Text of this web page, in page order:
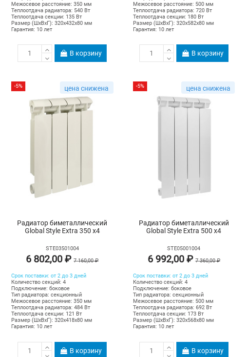
Межосевое расстояние: 350 мм
Теплоотдача радиатора: 540 Вт
Теплоотдача секции: 135 Вт
Размер (ШхВхГ): 320х432х80 мм
Гарантия: 10 лет
В корзину
Межосевое расстояние: 500 мм
Теплоотдача радиатора: 720 Вт
Теплоотдача секции: 180 Вт
Размер (ШхВхГ): 320х582х80 мм
Гарантия: 10 лет
В корзину
цена снижена
-5%
Радиатор биметаллический
Global Style Extra 350 х4
STE03501004
6 802,00 ₽7 160,00 ₽
Срок поставки: от 2 до 3 дней
Количество секций: 4
Подключение: боковое
Тип радиатора: секционный
Межосевое расстояние: 350 мм
Теплоотдача радиатора: 484 Вт
Теплоотдача секции: 121 Вт
Размер (ШхВхГ): 320х418х80 мм
Гарантия: 10 лет
В корзину
цена снижена
-5%
Радиатор биметаллический
Global Style Extra 500 х4
STE05001004
6 992,00 ₽7 360,00 ₽
Срок поставки: от 2 до 3 дней
Количество секций: 4
Подключение: боковое
Тип радиатора: секционный
Межосевое расстояние: 500 мм
Теплоотдача радиатора: 692 Вт
Теплоотдача секции: 173 Вт
Размер (ШхВхГ): 320х568х80 мм
Гарантия: 10 лет
В корзину